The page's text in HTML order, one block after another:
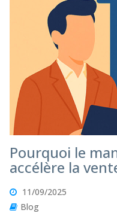
Pourquoi le
accélère la
11/09/2025
Blog